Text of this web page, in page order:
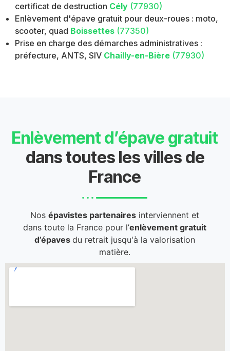
certificat de destruction Cély (77930)
Enlèvement d'épave gratuit pour deux-roues : moto,
scooter, quad Boissettes (77350)
Prise en charge des démarches administratives :
préfecture, ANTS, SIV Chailly-en-Bière (77930)
Enlèvement d’épave gratuit
dans toutes les villes de
France
Nosépavistes partenaires interviennent et
dans toute la France pour l’enlèvement gratuit
d’épavesdu retrait jusqu'à la valorisation
matière.